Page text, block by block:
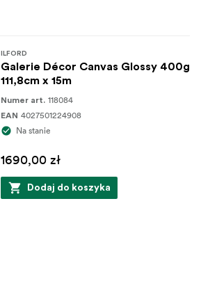
ILFORD
Galerie Décor Canvas Glossy 400g
111,8cm x 15m
Numer art. 118084
EAN 4027501224908
Na stanie
1690,00 zł
Dodaj do koszyka